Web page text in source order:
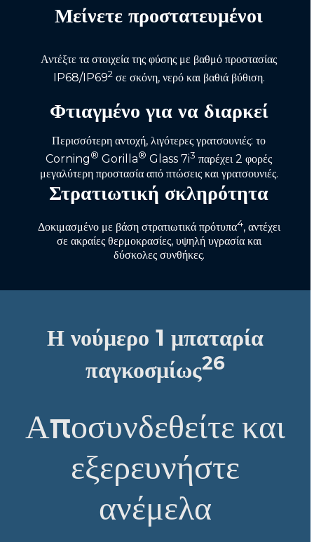
Μείνετε προστατευμένοι
Αντέξτε τα στοιχεία της φύσης με βαθμό προστασίας
IP68/IP692σε σκόνη, νερό και βαθιά βύθιση.
Φτιαγμένο για να διαρκεί
Περισσότερη αντοχή, λιγότερες γρατσουνιές: το
Corning® Gorilla® Glass 7i3 παρέχει 2 φορές
μεγαλύτερη προστασία από πτώσεις και γρατσουνιές.
Στρατιωτική σκληρότητα
Δοκιμασμένο με βάση στρατιωτικά πρότυπα4, αντέχει
σε ακραίες θερμοκρασίες, υψηλή υγρασία και
δύσκολες συνθήκες.
Η νούμερο 1 μπαταρία
παγκοσμίως26
Αποσυνδεθείτε και
εξερευνήστε
ανέμελα